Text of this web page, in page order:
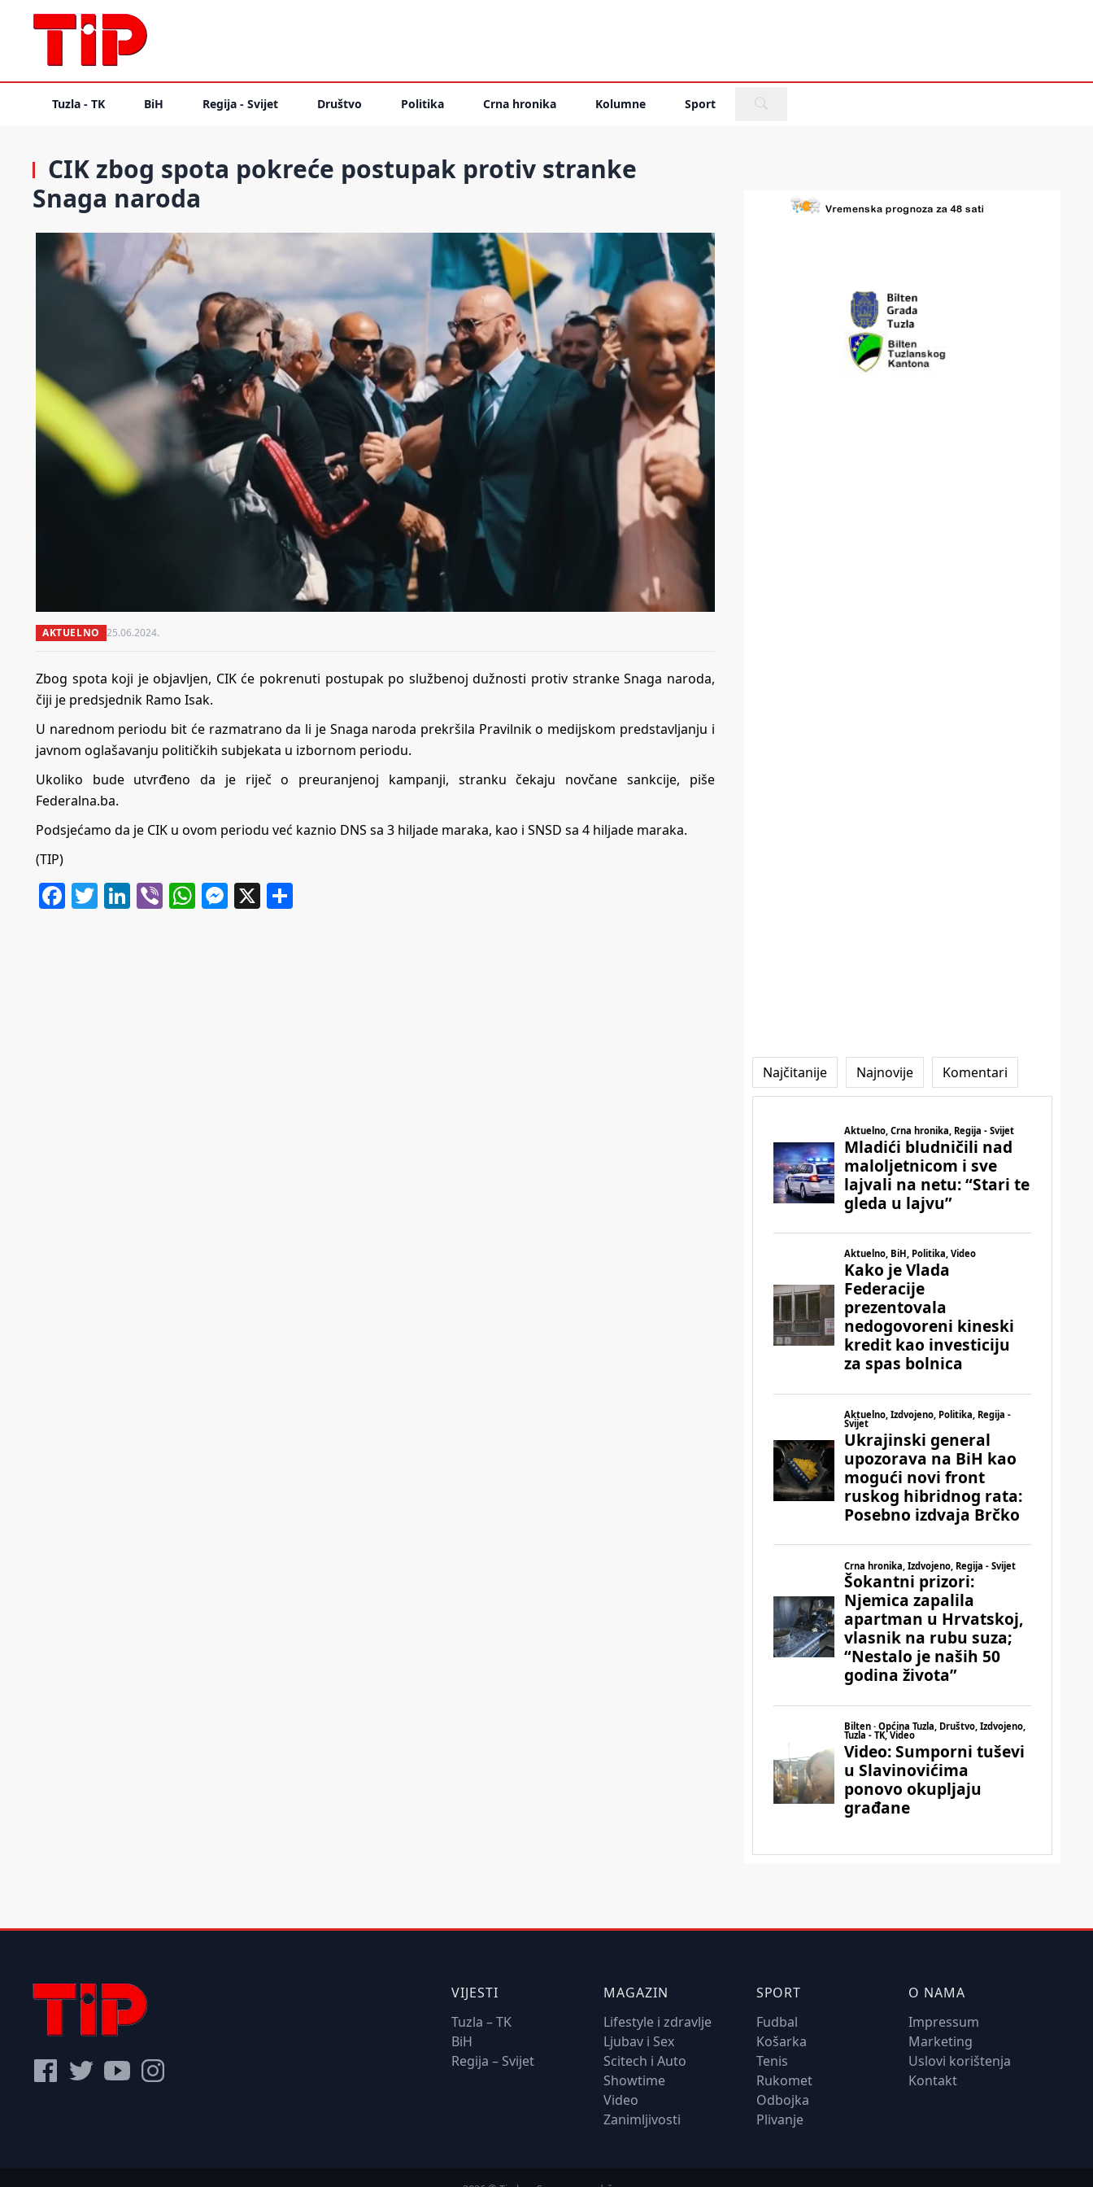
Tuzla - TK BiH Regija - Svijet Društvo Politika Crna hronika Kolumne Sport
CIK zbog spota pokreće postupak protiv stranke
Snaga naroda
AKTUELNO 25.06.2024.
Zbog spota koji je objavljen, CIK će pokrenuti postupak po službenoj dužnosti protiv stranke Snaga naroda,
čiji je predsjednik Ramo Isak.
U narednom periodu bit će razmatrano da li je Snaga naroda prekršila Pravilnik o medijskom predstavljanju i
javnom oglašavanju političkih subjekata u izbornom periodu.
Ukoliko bude utvrđeno da je riječ o preuranjenoj kampanji, stranku čekaju novčane sankcije, piše
Federalna.ba.
Podsjećamo da je CIK u ovom periodu već kaznio DNS sa 3 hiljade maraka, kao i SNSD sa 4 hiljade maraka.
(TIP)
Facebook
Twitter
LinkedIn
ViberWhatsApp
Messenger
X
Najčitanije Najnovije Komentari
VIJESTI
Tuzla – TK
BiH
Regija – Svijet
MAGAZIN
Lifestyle i zdravlje
Ljubav i Sex
Scitech i Auto
Showtime
Video
Zanimljivosti
SPORT
Fudbal
Košarka
Tenis
Rukomet
Odbojka
Plivanje
O NAMA
Impressum
Marketing
Uslovi korištenja
Kontakt